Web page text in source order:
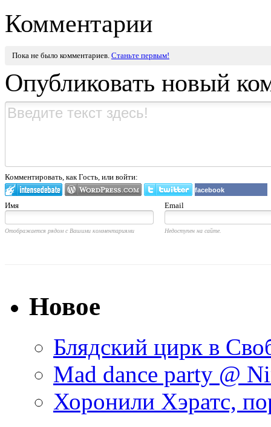
Комментарии
Пока не было комментариев. Станьте первым!
Опубликовать новый
Комментировать, как Гость, или войти:
facebook
Имя Email
Отображается рядом с Вашими комментариями Недоступен на сайте.
Новое
Блядский цирк в
Mad dance party @
Хоронили Хэратс,